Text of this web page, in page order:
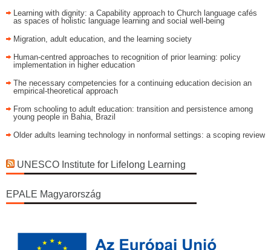
Learning with dignity: a Capability approach to Church language cafés
as spaces of holistic language learning and social well-being
Migration, adult education, and the learning society
Human-centred approaches to recognition of prior learning: policy
implementation in higher education
The necessary competencies for a continuing education decision an
empirical-theoretical approach
From schooling to adult education: transition and persistence among
young people in Bahia, Brazil
Older adults learning technology in nonformal settings: a scoping review
UNESCO Institute for Lifelong Learning
EPALE Magyarország